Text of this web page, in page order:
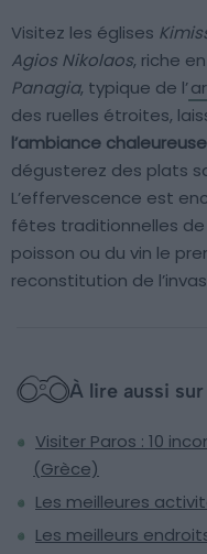
Visitez les églises
Agios Nikolaos, riche
Panagia, typique de l’
des ruelles étroites,
l’ambiance
dégusterez des plats
L’effervescence est
fêtes traditionnelles
poisson ou du vin le
reconstitution de
À lire aussi
Visiter Paros : 10
(Grèce)
Les meilleures
Les meilleurs